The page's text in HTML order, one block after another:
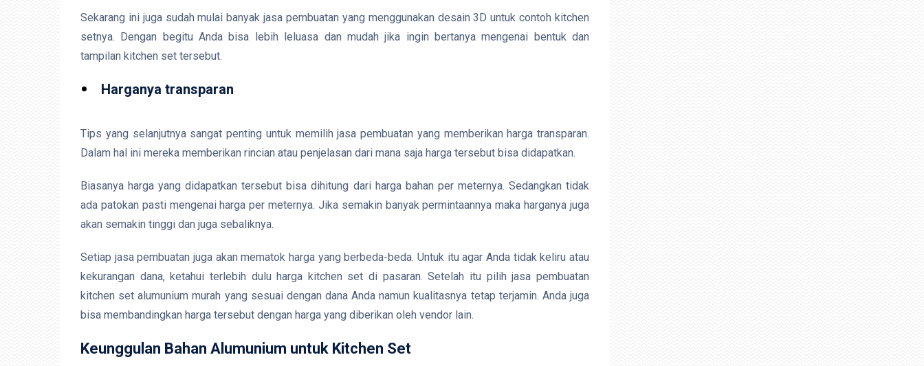
Sekarang ini juga sudah mulai banyak jasa pembuatan yang menggunakan desain 3D untuk contoh kitchen
setnya. Dengan begitu Anda bisa lebih leluasa dan mudah jika ingin bertanya mengenai bentuk dan
tampilan kitchen set tersebut.
Harganya transparan
Tips yang selanjutnya sangat penting untuk memilih jasa pembuatan yang memberikan harga transparan.
Dalam hal ini mereka memberikan rincian atau penjelasan dari mana saja harga tersebut bisa didapatkan.
Biasanya harga yang didapatkan tersebut bisa dihitung dari harga bahan per meternya. Sedangkan tidak
ada patokan pasti mengenai harga per meternya. Jika semakin banyak permintaannya maka harganya juga
akan semakin tinggi dan juga sebaliknya.
Setiap jasa pembuatan juga akan mematok harga yang berbeda-beda. Untuk itu agar Anda tidak keliru atau
kekurangan dana, ketahui terlebih dulu harga kitchen set di pasaran. Setelah itu pilih jasa pembuatan
kitchen set alumunium murah yang sesuai dengan dana Anda namun kualitasnya tetap terjamin. Anda juga
bisa membandingkan harga tersebut dengan harga yang diberikan oleh vendor lain.
Keunggulan Bahan Alumunium untuk Kitchen Set